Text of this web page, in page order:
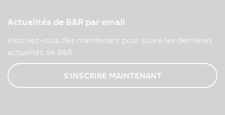
Actualités de B&R par email
Inscrivez-vous dès maintenant pour suivre les dernières
actualités de B&R.
S'INSCRIRE MAINTENANT